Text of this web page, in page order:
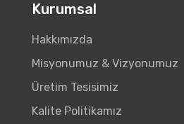
Kurumsal
Hakkımızda
Misyonumuz & Vizyonumuz
Üretim Tesisimiz
Kalite Politikamız